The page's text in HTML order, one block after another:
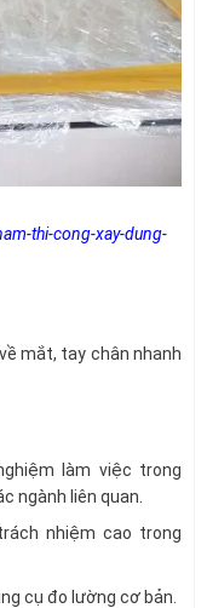
thi-cong-xay-dung-
mắt, tay chân nhanh
làm việc trong
ngành liên quan.
nhiệm cao trong
cụ đo lường cơ bản.